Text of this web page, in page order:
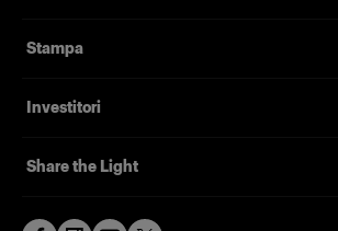
Stampa
Investitori
Share the Light